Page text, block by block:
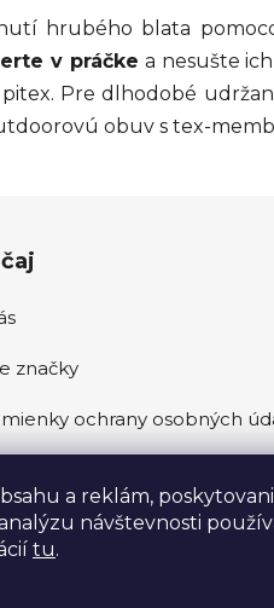
a reklám,
návštevnosti
tu.
hrubého blata
v práčke a nesušte
Pre dlhodobé
obuv s tex-
značky
ochrany osobných